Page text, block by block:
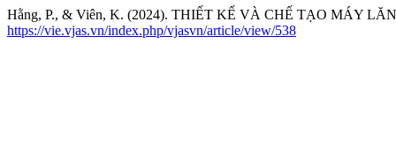
Hằng, P., & Viên, K. (2024). THIẾT KẾ VÀ CHẾ TẠO MÁY
https://vie.vjas.vn/index.php/vjasvn/article/view/538